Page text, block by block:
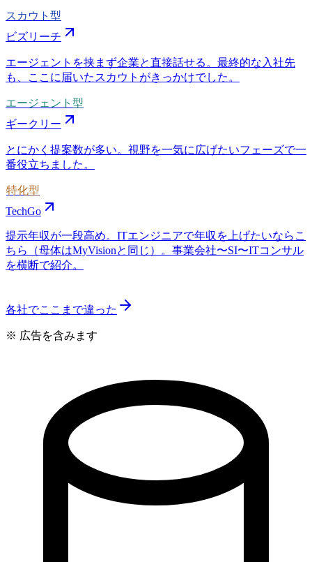
スカウト型
ビズリーチ
エージェントを挟まず企業と直接話せる。最終的な入社先
も、ここに届いたスカウトがきっかけでした。
エージェント型
ギークリー
とにかく提案数が多い。視野を一気に広げたいフェーズで一
番役立ちました。
特化型
TechGo
提示年収が一段高め。ITエンジニアで年収を上げたいならこ
ちら（母体はMyVisionと同じ）。事業会社〜SI〜ITコンサル
を横断で紹介。
各社でここまで違った
※ 広告を含みます